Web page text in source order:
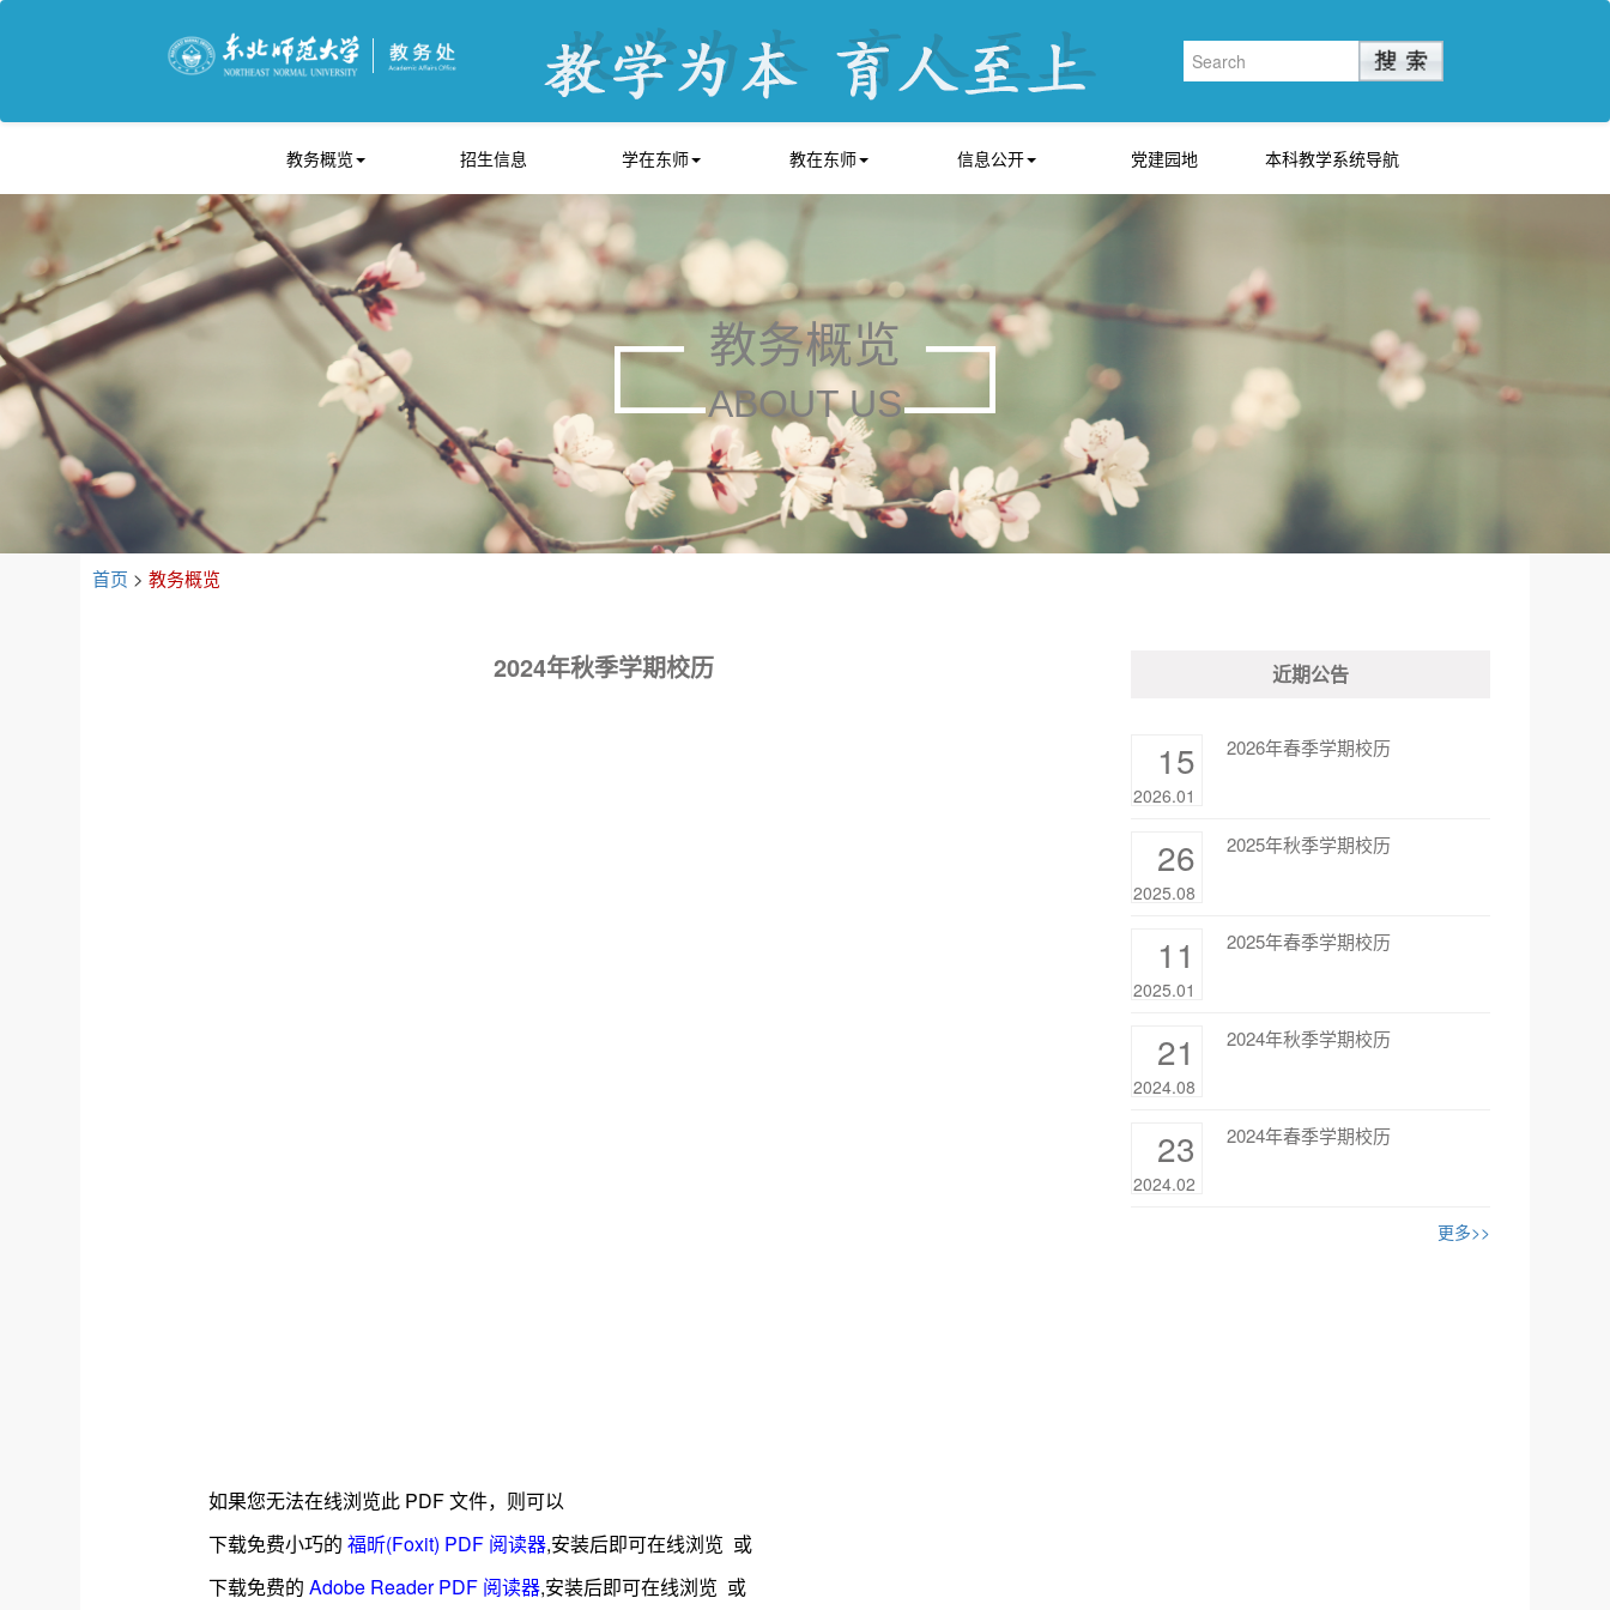
教务概览 招生信息 学在东师 教在东师 信息公开 党建园地 本科教学系统导航
教务概览
ABOUT US
首页 > 教务概览
2024年秋季学期校历
如果您无法在线浏览此 PDF 文件，则可以
下载免费小巧的福昕(Foxit) PDF 阅读器,安装后即可在线浏览 或
下载免费的Adobe Reader PDF 阅读器,安装后即可在线浏览 或
近期公告
15
2026.01
2026年春季学期校历
26
2025.08
2025年秋季学期校历
11
2025.01
2025年春季学期校历
21
2024.08
2024年秋季学期校历
23
2024.02
2024年春季学期校历
更多>>